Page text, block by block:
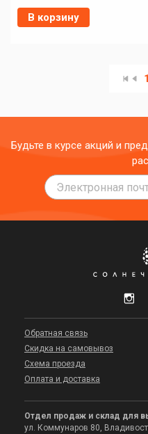
В корзину
1
Будьте в курсе акций и
Обратная связь
Скидка на самовывоз
Схема проезда
Оплата и доставка
Отдел продаж и склад для
ул. Коммунаров 80,